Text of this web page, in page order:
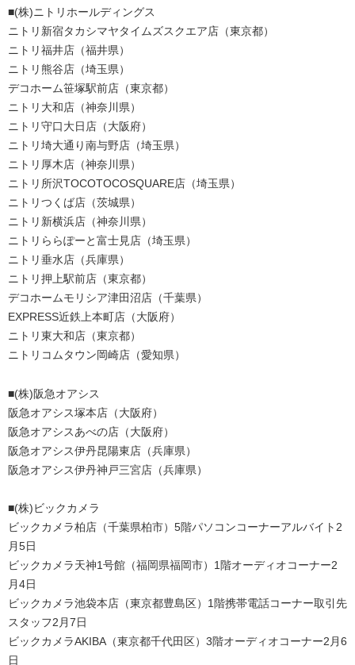
■(株)ニトリホールディングス
ニトリ新宿タカシマヤタイムズスクエア店（東京都）
ニトリ福井店（福井県）
ニトリ熊谷店（埼玉県）
デコホーム笹塚駅前店（東京都）
ニトリ大和店（神奈川県）
ニトリ守口大日店（大阪府）
ニトリ埼大通り南与野店（埼玉県）
ニトリ厚木店（神奈川県）
ニトリ所沢TOCOTOCOSQUARE店（埼玉県）
ニトリつくば店（茨城県）
ニトリ新横浜店（神奈川県）
ニトリららぽーと富士見店（埼玉県）
ニトリ垂水店（兵庫県）
ニトリ押上駅前店（東京都）
デコホームモリシア津田沼店（千葉県）
EXPRESS近鉄上本町店（大阪府）
ニトリ東大和店（東京都）
ニトリコムタウン岡崎店（愛知県）
■(株)阪急オアシス
阪急オアシス塚本店（大阪府）
阪急オアシスあべの店（大阪府）
阪急オアシス伊丹昆陽東店（兵庫県）
阪急オアシス伊丹神戸三宮店（兵庫県）
■(株)ビックカメラ
ビックカメラ柏店（千葉県柏市）5階パソコンコーナーアルバイト2
月5日
ビックカメラ天神1号館（福岡県福岡市）1階オーディオコーナー2
月4日
ビックカメラ池袋本店（東京都豊島区）1階携帯電話コーナー取引先
スタッフ2月7日
ビックカメラAKIBA（東京都千代田区）3階オーディオコーナー2月6
日